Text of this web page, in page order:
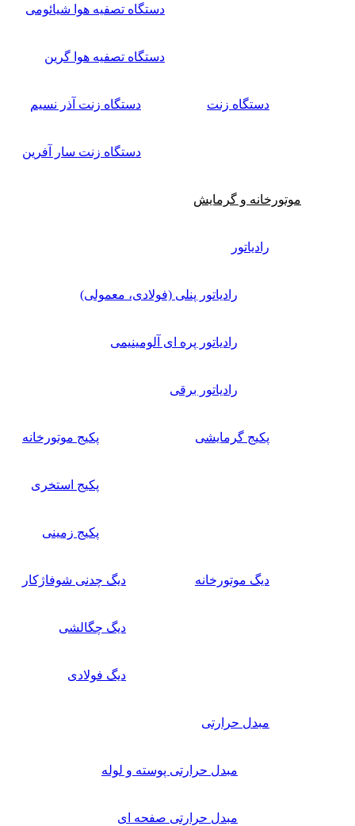
دستگاه تصفیه هوا شیائومی
دستگاه تصفیه هوا گرین
دستگاه زنت دستگاه زنت آذر نسیم
دستگاه زنت سار آفرین
موتورخانه و گرمایش
رادیاتور
رادیاتور پنلی (فولادی، معمولی)
رادیاتور پره ای آلومینیمی
رادیاتور برقی
پکیج گرمایشی پکیج موتورخانه
پکیج استخری
پکیج زمینی
دیگ موتورخانه دیگ چدنی شوفاژکار
دیگ چگالشی
دیگ فولادی
مبدل حرارتی
مبدل حرارتی پوسته و لوله
مبدل حرارتی صفحه ای